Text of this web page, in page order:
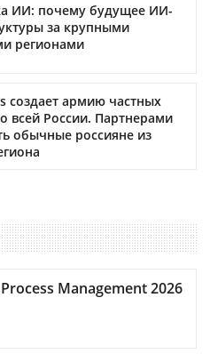
ИИ: почему будущее ИИ-
за крупными
регионами
создает армию частных
всей России. Партнерами
обычные россияне из
Management 2026